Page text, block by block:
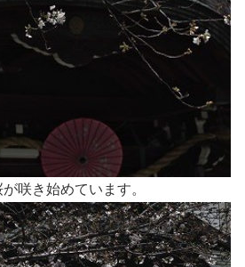
咲き始めています。